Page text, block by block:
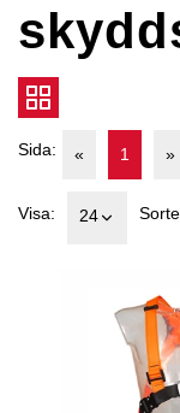
Sida: « 1 »
Visa: 24